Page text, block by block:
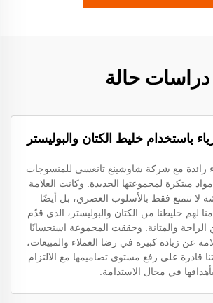
دراسات حالة
باستخدام خليط الكتان والبوليستر
رائدة مع شركة شاوشينغ تانغسي للمنسوجات
مبتكرة لمجموعتها الجديدة. وكانت العلامة
لا تتمتع فقط بالأسلوب العصري، بل أيضًا
لهم خليطنا من الكتان والبوليستر، الذي قدّم
الراحة والمتانة. وحققت المجموعة استحسانًا
عن زيادة كبيرة في رضا العملاء والمبيعات،
قادرة على رفع مستوى تصاميمها مع الالتزام
بأهدافها في مجال الاستدامة.